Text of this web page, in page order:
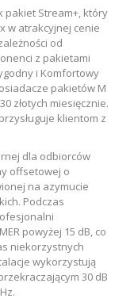
pakiet Stream+, który
w atrakcyjnej cenie
od
z pakietami
i Komfortowy
pakietów M
złotych miesięcznie.
klientom z
dla odbiorców
offsetowej o
na azymucie
Podczas
powyżej 15 dB, co
niekorzystnych
wykorzystują
30 dB